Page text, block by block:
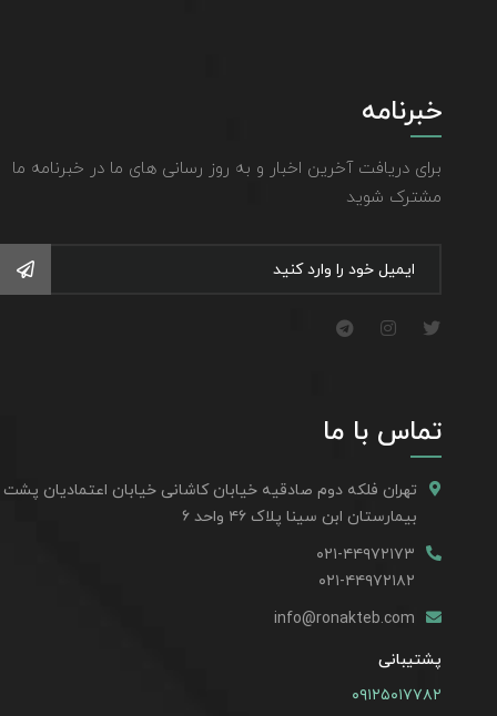
خبرنامه
برای دریافت آخرین اخبار و به روز رسانی های ما در خبرنامه ما
مشترک شوید
تماس با ما
تهران فلکه دوم صادقیه خیابان کاشانی خیابان اعتمادیان پشت
بیمارستان ابن سینا پلاک ۴۶ واحد ۶
۰۲۱-۴۴۹۷۲۱۷۳
۰۲۱-۴۴۹۷۲۱۸۲
info@ronakteb.com
پشتیبانی
۰۹۱۲۵۰۱۷۷۸۲